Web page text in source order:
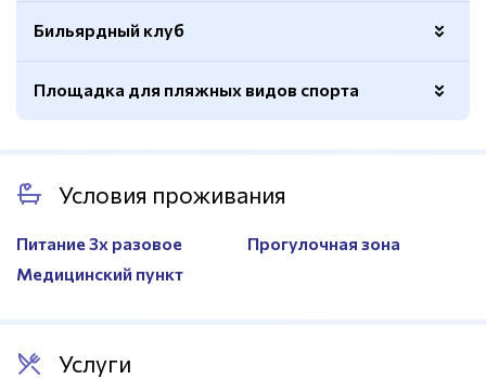
Размер
20х40м.
Бильярдный клуб
Количество столов 2
Площадка для пляжных видов спорта
Волейбольная сетка
Есть
Условия проживания
Питание 3х разовое
Прогулочная зона
Медицинский пункт
Услуги